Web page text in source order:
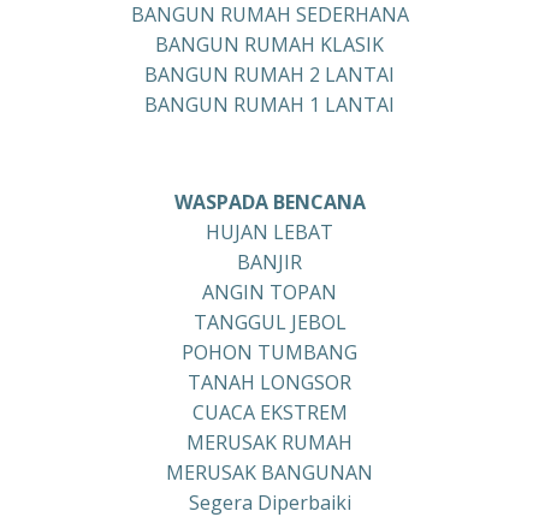
BANGUN RUMAH SEDERHANA
BANGUN RUMAH KLASIK
BANGUN RUMAH 2 LANTAI
BANGUN RUMAH 1 LANTAI
WASPADA BENCANA
HUJAN LEBAT
BANJIR
ANGIN TOPAN
TANGGUL JEBOL
POHON TUMBANG
TANAH LONGSOR
CUACA EKSTREM
MERUSAK RUMAH
MERUSAK BANGUNAN
Segera Diperbaiki